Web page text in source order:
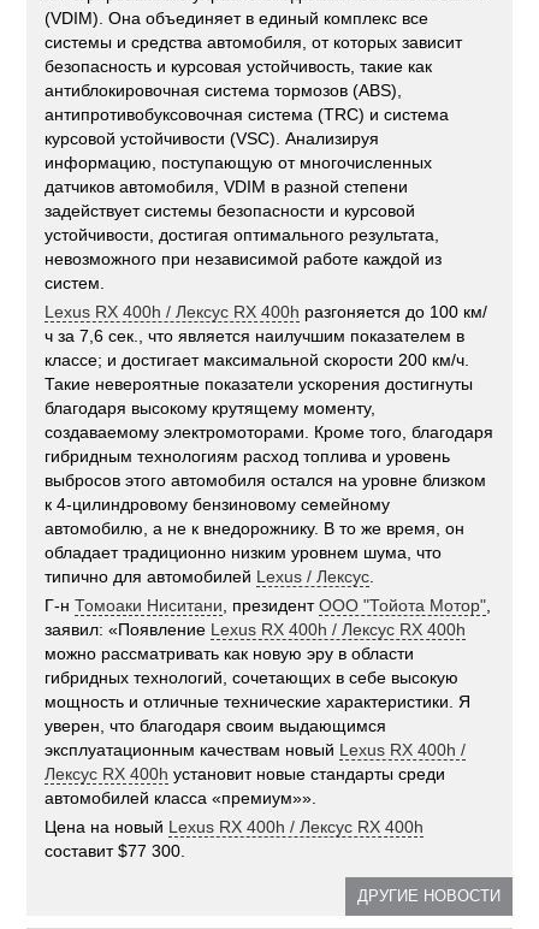
(VDIM). Она объединяет в единый комплекс все
системы и средства автомобиля, от которых зависит
безопасность и курсовая устойчивость, такие как
антиблокировочная система тормозов (ABS),
антипротивобуксовочная система (TRC) и система
курсовой устойчивости (VSC). Анализируя
информацию, поступающую от многочисленных
датчиков автомобиля, VDIM в разной степени
задействует системы безопасности и курсовой
устойчивости, достигая оптимального результата,
невозможного при независимой работе каждой из
систем.
Lexus RX 400h / Лексус RX 400h разгоняется до 100 км/
ч за 7,6 сек., что является наилучшим показателем в
классе; и достигает максимальной скорости 200 км/ч.
Такие невероятные показатели ускорения достигнуты
благодаря высокому крутящему моменту,
создаваемому электромоторами. Кроме того, благодаря
гибридным технологиям расход топлива и уровень
выбросов этого автомобиля остался на уровне близком
к 4-цилиндровому бензиновому семейному
автомобилю, а не к внедорожнику. В то же время, он
обладает традиционно низким уровнем шума, что
типично для автомобилей Lexus / Лексус
Г-нТомоаки Ниситани , президентООО "Тойота Мотор"
заявил: «Появление Lexus RX 400h / Лексус RX 400h
можно рассматривать как новую эру в области
гибридных технологий, сочетающих в себе высокую
мощность и отличные технические характеристики. Я
уверен, что благодаря своим выдающимся
эксплуатационным качествам новый Lexus RX 400h /
Лексус RX 400h установит новые стандарты среди
автомобилей класса «премиум»».
Цена на новый Lexus RX 400h / Лексус RX 400h
составит $77 300.
ДРУГИЕ НОВОСТИ